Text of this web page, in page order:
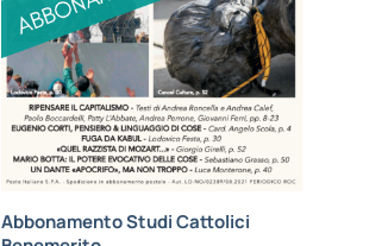
Abbonamento Studi Cattolici